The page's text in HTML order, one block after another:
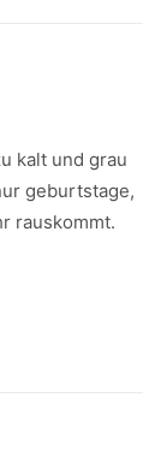
kalt und grau
geburtstage,
rauskommt.